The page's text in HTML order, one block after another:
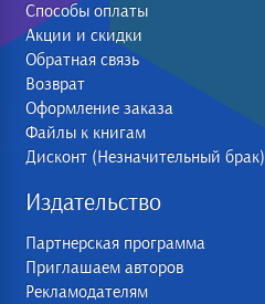
Способы оплаты
Акции и скидки
Обратная связь
Возврат
Оформление заказа
Файлы к книгам
Дисконт (Незначительный брак)
Издательство
Партнерская программа
Приглашаем авторов
Рекламодателям